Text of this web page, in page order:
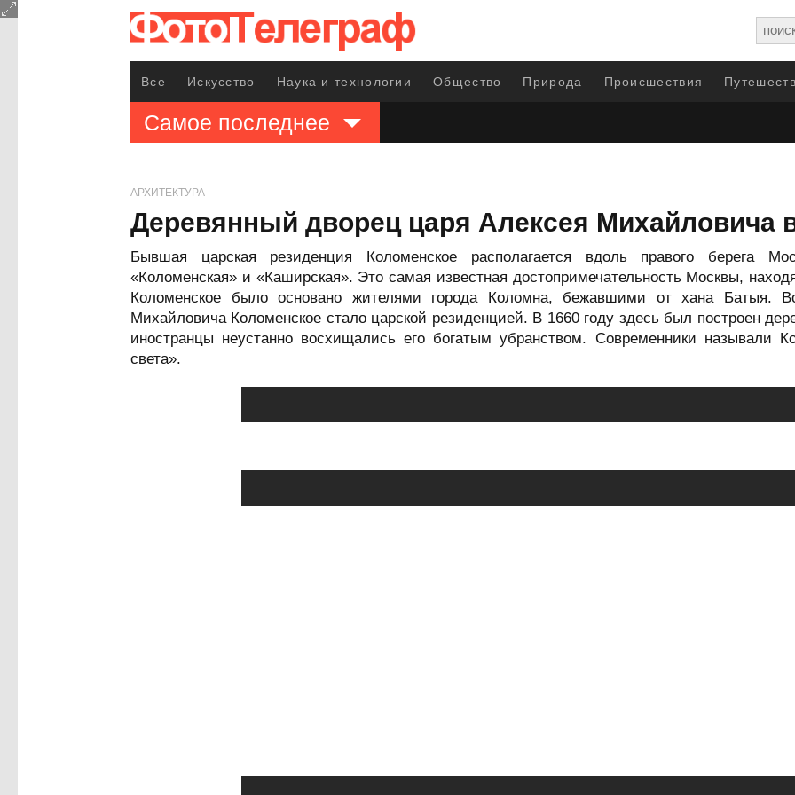
Все Искусство Наука и технологии Общество Природа Происшествия
Самое последнее
АРХИТЕКТУРА
Деревянный дворец царя Алексея Михайловича
Бывшая царская резиденция Коломенское располагается вдоль правого берега
«Коломенская» и «Каширская». Это самая известная достопримечательность Москвы,
Коломенское было основано жителями города Коломна, бежавшими от хана Батыя.
Михайловича Коломенское стало царской резиденцией. В 1660 году здесь был построен
иностранцы неустанно восхищались его богатым убранством. Современники называли
света».